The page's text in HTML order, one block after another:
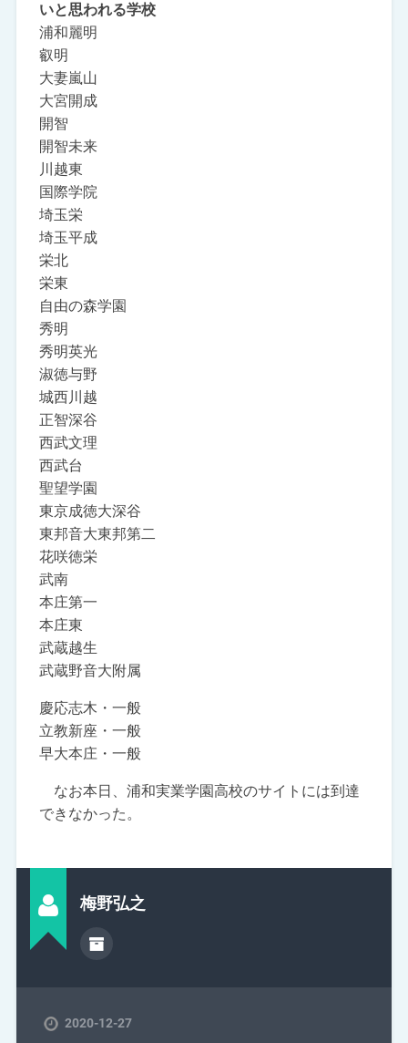
いと思われる学校
浦和麗明
叡明
大妻嵐山
大宮開成
開智
開智未来
川越東
国際学院
埼玉栄
埼玉平成
栄北
栄東
自由の森学園
秀明
秀明英光
淑徳与野
城西川越
正智深谷
西武文理
西武台
聖望学園
東京成徳大深谷
東邦音大東邦第二
花咲徳栄
武南
本庄第一
本庄東
武蔵越生
武蔵野音大附属
慶応志木・一般
立教新座・一般
早大本庄・一般
なお本日、浦和実業学園高校のサイトには到達
できなかった。
梅野弘之
2020-12-27